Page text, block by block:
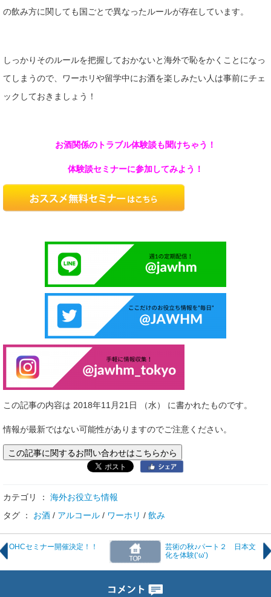
の飲み方に関しても国ごとで異なったルールが存在しています。
しっかりそのルールを把握しておかないと海外で恥をかくことになっ
てしまうので、ワーホリや留学中にお酒を楽しみたい人は事前にチェ
ックしておきましょう！
お酒関係のトラブル体験談も聞けちゃう！
体験談セミナーに参加してみよう！
この記事の内容は 2018年11月21日 （水） に書かれたものです。
情報が最新ではない可能性がありますのでご注意ください。
この記事に関するお問い合わせはこちらから
カテゴリ ： 海外お役立ち情報
タグ ： お酒 / アルコール / ワーホリ / 飲み
OHCセミナー開催決定！！
芸術の秋♪パート２ 日本文
化を体験(‘ω’)